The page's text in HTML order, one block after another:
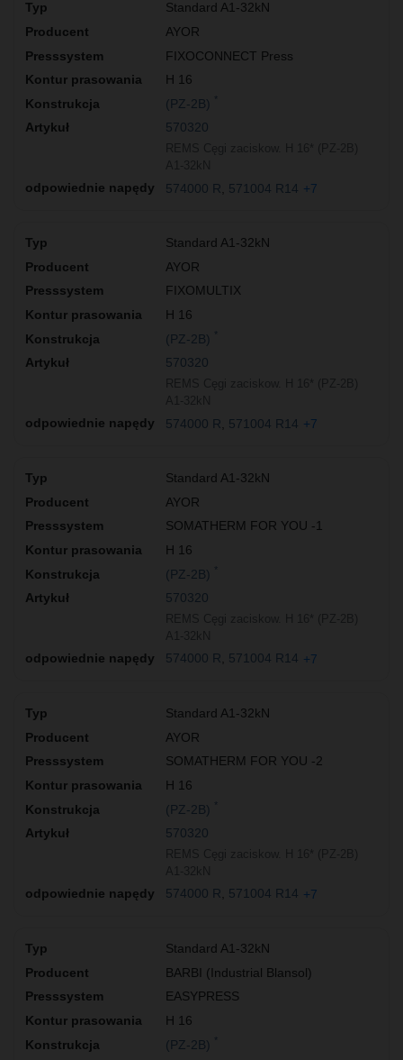
Standard A1-32kN
AYOR
FIXOCONNECT Press
H 16
(PZ-2B)
570320
574000 R 571004 R14 +7
Standard A1-32kN
AYOR
FIXOMULTIX
H 16
(PZ-2B)
570320
574000 R 571004 R14 +7
Standard A1-32kN
AYOR
SOMATHERM FOR YOU -1
H 16
(PZ-2B)
570320
574000 R 571004 R14 +7
Standard A1-32kN
AYOR
SOMATHERM FOR YOU -2
H 16
(PZ-2B)
570320
574000 R 571004 R14 +7
Standard A1-32kN
BARBI (Industrial Blansol)
EASYPRESS
H 16
(PZ-2B)